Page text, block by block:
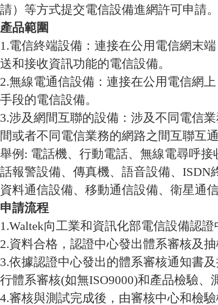
請）等方式提交電信設備進網許可申請
產品範圍
1.電信終端設備：連接在公用電信網末
送和接收資訊功能的電信設備。
2.無線電通信設備：連接在公用電信網
手段的電信設備。
3.涉及網間互聯的設備：涉及不同電信
間或者不同電信業務的網路之間互聯互
舉例: 電話機、行動電話、無線電尋呼
話報警設備、傳真機、語音設備、ISDN
資料通信設備、移動通信設備、衛星通
申請流程
1.Waltek向工業和資訊化部電信設備認
2.資料合格，認證中心發出體系審核及
3.依據認證中心發出的體系審核通知書
行體系審核(如無ISO9000)和產品檢驗、
4.審核與測試完成後，由審核中心和檢